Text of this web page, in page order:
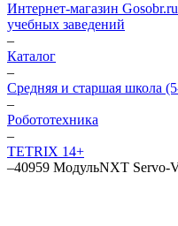
Интернет-магазин
учебных заведений
–
Каталог
–
Средняя и старшая школа
–
Робототехника
–
TETRIX 14+
–40959 МодульNXT Servo-